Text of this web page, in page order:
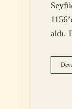
aldı.